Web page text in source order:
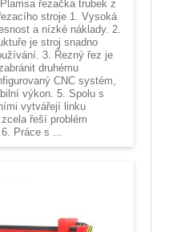
řezačka trubek z
stroje 1. Vysoká
a nízké náklady. 2.
je stroj snadno
3. Řezný řez je
druhému
CNC systém,
výkon. 5. Spolu s
vytvářejí linku
řeší problém
Práce s ...